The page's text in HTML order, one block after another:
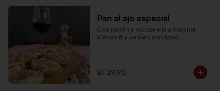
Pan al ajo especial
Con jamón y mozzarella artesanal.
Vienen 8 y va bien con todo.
S/ 29.90